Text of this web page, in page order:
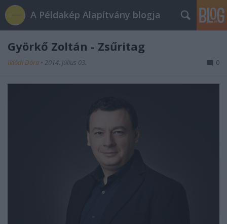
A Példakép Alapítvány blogja
Györkő Zoltán - Zsűritag
Iklódi Dóra • 2014. július 03. 0